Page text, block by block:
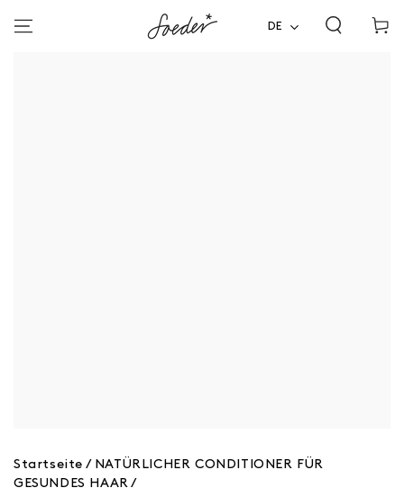
SPRINGEN
DE
Startseite / NATÜRLICHER CONDITIONER FÜR
GESUNDES HAAR /